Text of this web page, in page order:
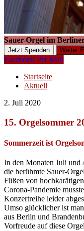
Sauer-Orgel im
Jetzt Spenden Weiter
Facebook Per Mail
Startseite
Aktuell
2. Juli 2020
15. Orgelsommer
Sommerzeit ist
In den Monaten Juli
die berühmte Sauer-
Füßen von
Corona-Pandemie
Konzertreihe leider
Umso glücklicher ist
aus Berlin und
Vorfreude auf diese